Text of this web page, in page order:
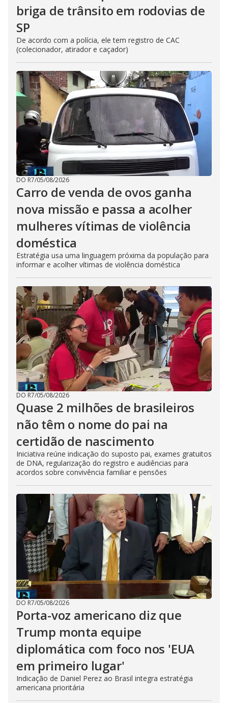
briga de trânsito em rodovias de
SP
De acordo com a polícia, ele tem registro de CAC
(colecionador, atirador e caçador)
DO R7/05/08/2026
Carro de venda de ovos ganha
nova missão e passa a acolher
mulheres vítimas de violência
doméstica
Estratégia usa uma linguagem próxima da população para
informar e acolher vítimas de violência doméstica
DO R7/05/08/2026
Quase 2 milhões de brasileiros
não têm o nome do pai na
certidão de nascimento
Iniciativa reúne indicação do suposto pai, exames gratuitos
de DNA, regularização do registro e audiências para
acordos sobre convivência familiar e pensões
DO R7/05/08/2026
Porta-voz americano diz que
Trump monta equipe
diplomática com foco nos 'EUA
em primeiro lugar'
Indicação de Daniel Perez ao Brasil integra estratégia
americana prioritária